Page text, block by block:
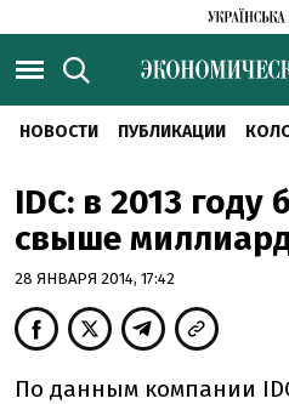
НОВОСТИ ПУБЛИКАЦИИ
IDC: в 2013
свыше
28 ЯНВАРЯ 2014, 17:42
По данным компании